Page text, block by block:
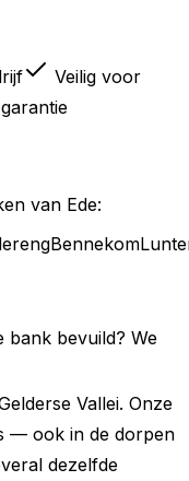
Veilig voor
van Ede:
Bennekom
bank bevuild? We
Vallei. Onze
— ook in de dorpen
dezelfde